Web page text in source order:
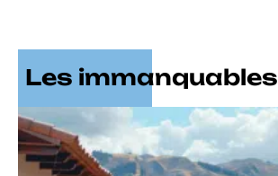
Les immanquables